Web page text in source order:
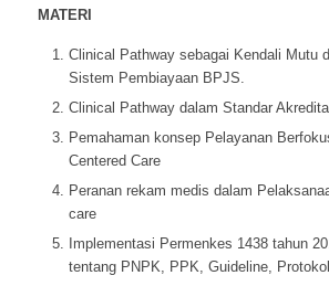
MATERI
Clinical Pathway sebagai Kendali Mutu
Sistem Pembiayaan BPJS.
Clinical Pathway dalam Standar
Pemahaman konsep Pelayanan
Centered Care
Peranan rekam medis dalam
care
Implementasi Permenkes 1438 tahun
tentang PNPK, PPK, Guideline, Protokol,